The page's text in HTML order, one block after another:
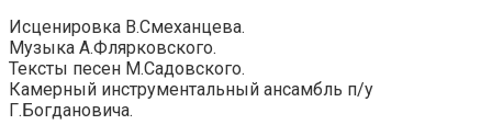
Исценировка В.Смеханцева.
Музыка А.Флярковского.
Тексты песен М.Садовского.
Камерный инструментальный ансамбль п/у
Г.Богдановича.